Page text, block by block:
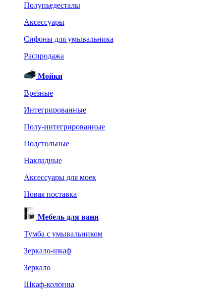
Полупьедесталы
Аксессуары
Сифоны для умывальника
Распродажа
Мойки
Врезные
Интегрированные
Полу-интегрированные
Подстольные
Накладные
Аксессуары для моек
Новая поставка
Мебель для ванн
Тумба с умывальником
Зеркало-шкаф
Зеркало
Шкаф-колонна